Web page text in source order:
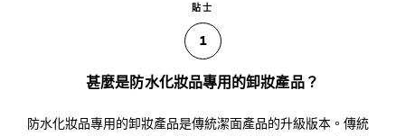
貼士
1
甚麼是防水化妝品專用的卸妝產品？
防水化妝品專用的卸妝產品是傳統潔面產品的升級版本。傳統